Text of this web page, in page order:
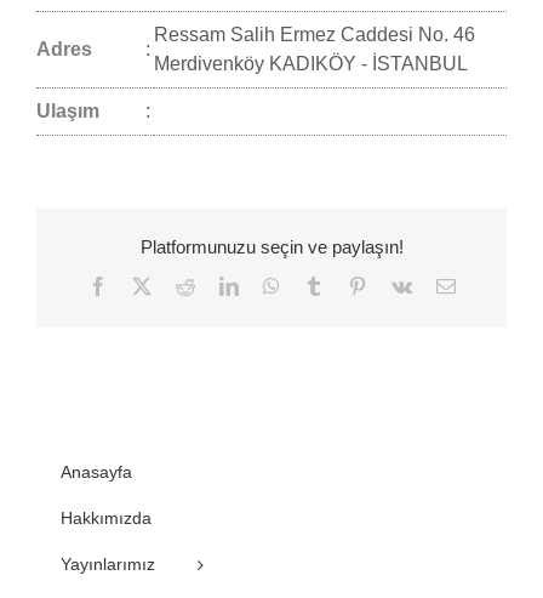
Adres :
Ressam Salih Ermez Caddesi No. 46
Merdivenköy KADIKÖY - İSTANBUL
Ulaşım :
Platformunuzu seçin ve paylaşın!
Facebook
TwitterRedditLinkedInWhatsApp
Tumblr Pinterest
Vk
E-
Anasayfa
Hakkımızda
Yayınlarımız